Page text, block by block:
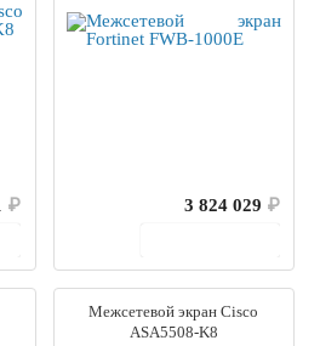
₽
3 824 029 ₽
Межсетевой экран Cisco
ASA5508-K8